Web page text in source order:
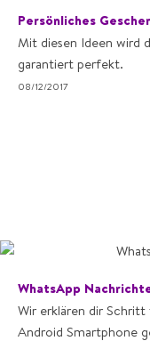
Persönliches
Mit diesen Ideen wird
garantiert perfekt.
08/12/2017
WhatsApp
Wir erklären dir
Android Smartphone